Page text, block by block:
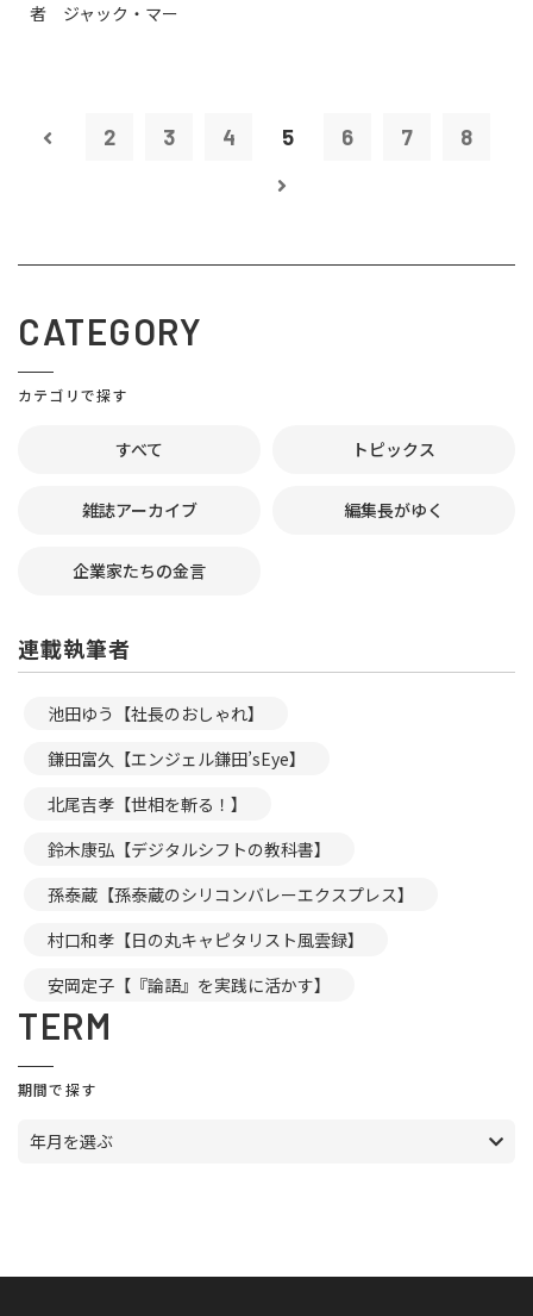
者 ジャック・マー
2 3 4 5 6 7 8
CATEGORY
カテゴリで探す
すべて トピックス
雑誌アーカイブ 編集長がゆく
企業家たちの金言
連載執筆者
池田ゆう【社長のおしゃれ】
鎌田富久【エンジェル鎌田’sEye】
北尾吉孝【世相を斬る！】
鈴木康弘【デジタルシフトの教科書】
孫泰蔵【孫泰蔵のシリコンバレーエクスプレス】
村口和孝【日の丸キャピタリスト風雲録】
安岡定子【『論語』を実践に活かす】
TERM
期間で探す
年月を選ぶ